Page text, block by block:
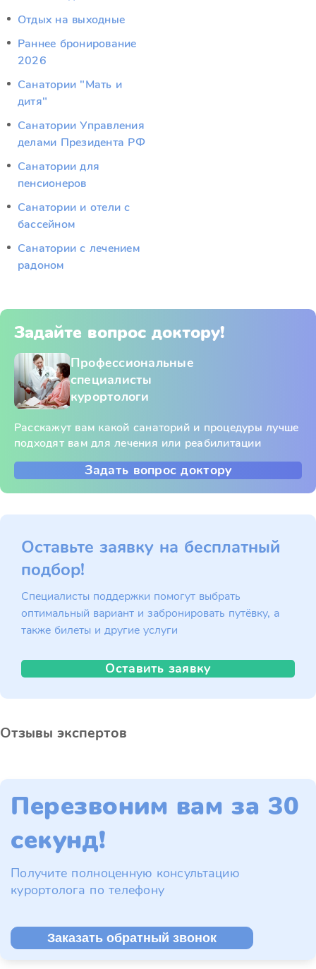
Отдых на выходные
Раннее бронирование
2026
Санатории "Мать и
дитя"
Санатории Управления
делами Президента РФ
Санатории для
пенсионеров
Санатории и отели с
бассейном
Санатории с лечением
радоном
Задайте вопрос доктору!
Профессиональные
специалисты
курортологи
Расскажут вам какой санаторий и процедуры лучше
подходят вам для лечения или реабилитации
Задать вопрос доктору
Оставьте заявку на бесплатный
подбор!
Специалисты поддержки помогут выбрать
оптимальный вариант и забронировать путёвку, а
также билеты и другие услуги
Оставить заявку
Отзывы экспертов
Перезвоним вам за 30
секунд!
Получите полноценную консультацию
курортолога по телефону
Заказать обратный звонок